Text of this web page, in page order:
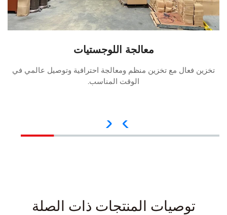
معالجة اللوجستيات
تخزين فعال مع تخزين منظم ومعالجة احترافية وتوصيل عالمي في
الوقت المناسب.
توصيات المنتجات ذات الصلة